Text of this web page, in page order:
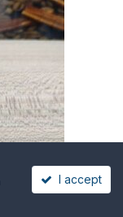
I accept